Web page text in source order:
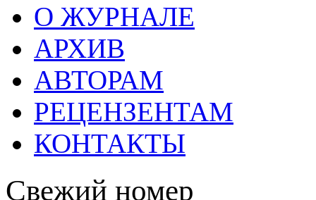
О ЖУРНАЛЕ
АРХИВ
АВТОРАМ
РЕЦЕНЗЕНТАМ
КОНТАКТЫ
Свежий номер